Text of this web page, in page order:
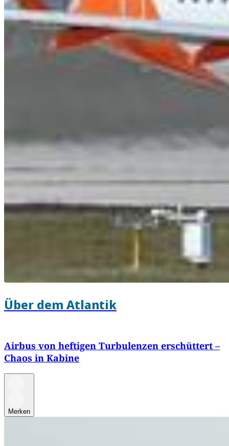
Über dem Atlantik
Airbus von heftigen Turbulenzen erschüttert –
Chaos in Kabine
Merken